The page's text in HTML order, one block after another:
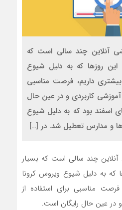
آنلاین چند سالی است که
این روزها که به دلیل شیوع
داریم، فرصت مناسبی
آموزشی کاربردی و در عین حال
اسفند بود که به دلیل شیوع
چند سالی است که بسیار
که به دلیل شیوع ویروس کرونا
مناسبی برای استفاده از
در عین حال رایگان است.